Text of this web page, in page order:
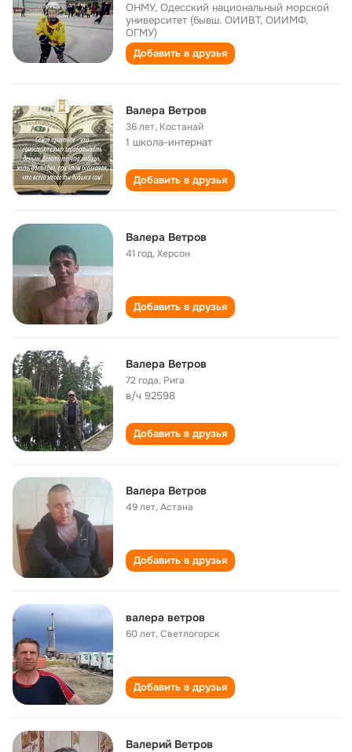
ОНМУ, Одесский национальный морской
университет (бывш. ОИИВТ, ОИИМФ,
ОГМУ)
Добавить в друзья
Валера Ветров
36 лет, Костанай
1 школа-интернат
Добавить в друзья
Валера Ветров
41 год,Херсон
Добавить в друзья
Валера Ветров
72 года, Рига
в/ч 92598
Добавить в друзья
Валера Ветров
49 лет,Астана
Добавить в друзья
валера ветров
60 лет,Светлогорск
Добавить в друзья
Валерий Ветров